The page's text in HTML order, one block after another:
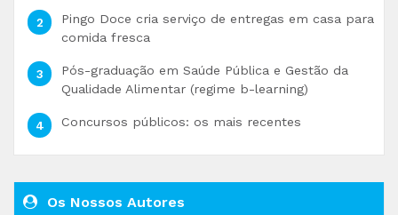
Pingo Doce cria serviço de entregas em casa para
comida fresca
Pós-graduação em Saúde Pública e Gestão da
Qualidade Alimentar (regime b-learning)
Concursos públicos: os mais recentes
Os Nossos Autores